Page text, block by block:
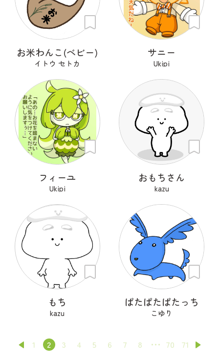
お米わんこ(ベビー)
イトウ セトカ
サニー
Ukipi
フィーユ
Ukipi
おもちさん
kazu
もち
kazu
ぱたぱたぱたっち
こゆり
1 2 3 4 5 6 7 8 70 71